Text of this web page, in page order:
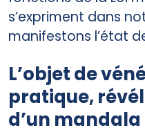
s’expriment dans
manifestons l’état
L’objet de
pratique,
d’un mandala